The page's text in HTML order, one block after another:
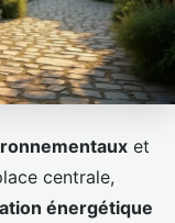
et
centrale,
énergétique